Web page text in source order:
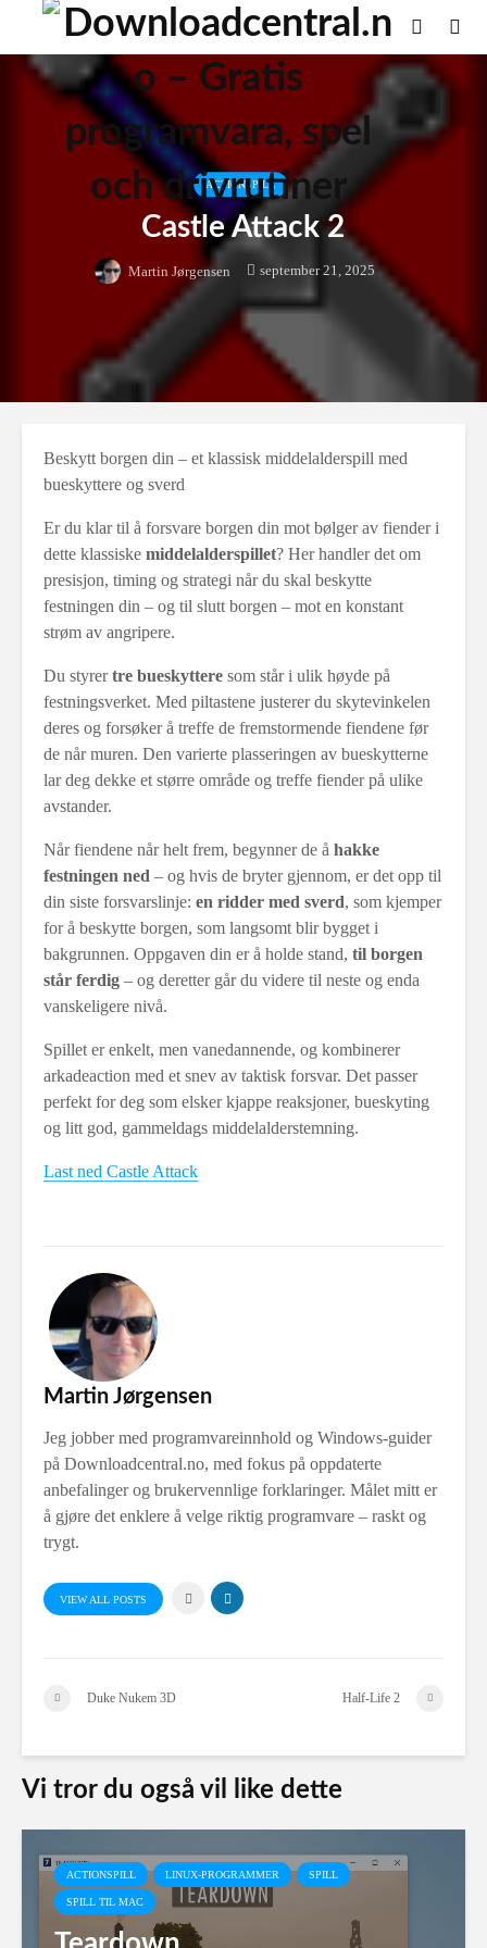
ACTIONSPILL
Castle Attack 2
Martin Jørgensen september 21, 2025
Beskytt borgen din – et klassisk middelalderspill med
bueskyttere og sverd
Er du klar til å forsvare borgen din mot bølger av fiender i
dette klassiske middelalderspillet? Her handler det om
presisjon, timing og strategi når du skal beskytte
festningen din – og til slutt borgen – mot en konstant
strøm av angripere.
Du styrertre bueskyttere som står i ulik høyde på
festningsverket. Med piltastene justerer du skytevinkelen
deres og forsøker å treffe de fremstormende fiendene før
de når muren. Den varierte plasseringen av bueskytterne
lar deg dekke et større område og treffe fiender på ulike
avstander.
Når fiendene når helt frem, begynner de å hakke
festningen ned – og hvis de bryter gjennom, er det opp til
din siste forsvarslinje: en ridder med sverd, som kjemper
for å beskytte borgen, som langsomt blir bygget i
bakgrunnen. Oppgaven din er å holde stand, til borgen
står ferdig – og deretter går du videre til neste og enda
vanskeligere nivå.
Spillet er enkelt, men vanedannende, og kombinerer
arkadeaction med et snev av taktisk forsvar. Det passer
perfekt for deg som elsker kjappe reaksjoner, bueskyting
og litt god, gammeldags middelalderstemning.
Last ned Castle Attack
Martin Jørgensen
Jeg jobber med programvareinnhold og Windows-guider
på Downloadcentral.no, med fokus på oppdaterte
anbefalinger og brukervennlige forklaringer. Målet mitt er
å gjøre det enklere å velge riktig programvare – raskt og
trygt.
VIEW ALL POSTS
Duke Nukem 3D Half-Life 2
Vi tror du også vil like dette
ACTIONSPILL LINUX-PROGRAMMER SPILL
SPILL TIL MAC